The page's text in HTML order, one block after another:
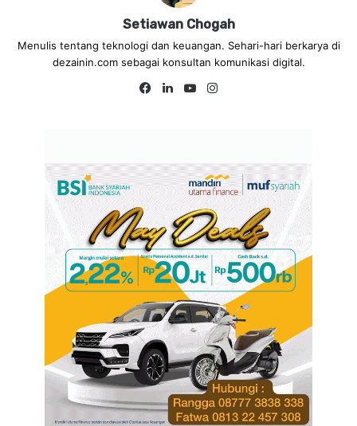
Setiawan Chogah
Menulis tentang teknologi dan keuangan. Sehari-hari berkarya di
dezainin.com sebagai konsultan komunikasi digital.
Fa
Lin
Yo